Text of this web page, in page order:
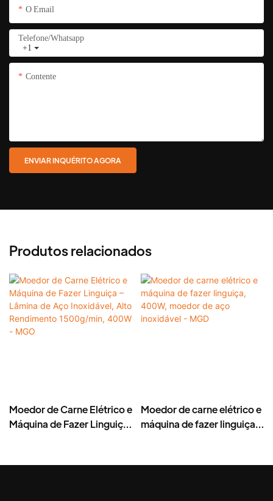
O Email
+1
Telefone/whatsapp
Contente
ENVIAR INQUÉRITO AGORA
Produtos relacionados
Moedor de Carne Elétrico e
Máquina de Fazer Linguiça
Rendimento 1500g/min,
Moedor de carne elétrico e
máquina de fazer linguiça,